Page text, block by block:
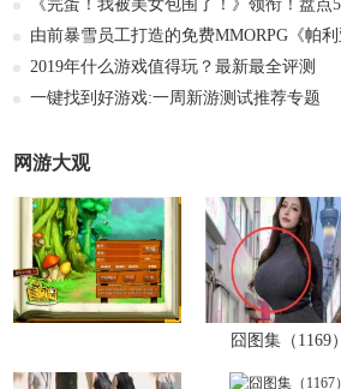
2019年什么游戏值得玩？最新最全评测
一键找到好游戏:一周新游测试推荐专题
网游大观
囧图集（1169）